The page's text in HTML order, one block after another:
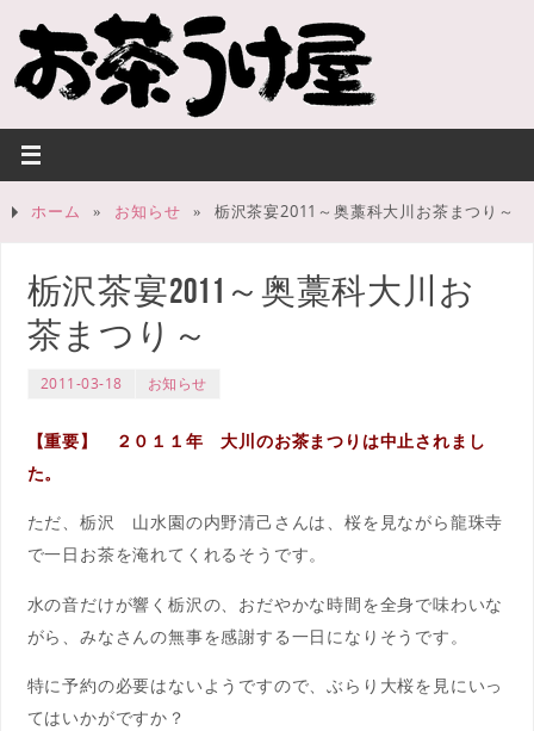
ホーム » お知らせ » 栃沢茶宴2011～奥藁科大川お茶まつり～
栃沢茶宴2011～奥藁科大川お
茶まつり～
2011-03-18 お知らせ
【重要】 ２０１１年 大川のお茶まつりは中止されまし
た。
ただ、栃沢 山水園の内野清己さんは、桜を見ながら龍珠寺
で一日お茶を淹れてくれるそうです。
水の音だけが響く栃沢の、おだやかな時間を全身で味わいな
がら、みなさんの無事を感謝する一日になりそうです。
特に予約の必要はないようですので、ぶらり大桜を見にいっ
てはいかがですか？